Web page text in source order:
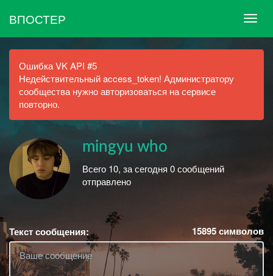
ВПОСТЕР
Ошибка VK API #5
Недействительный access_token! Администратору
сообщества нужно авторизоваться на сервисе
повторно.
mingyu who
Всего 10, за сегодня 0 сообщений
отправлено
Текст сообщения: 15895символов